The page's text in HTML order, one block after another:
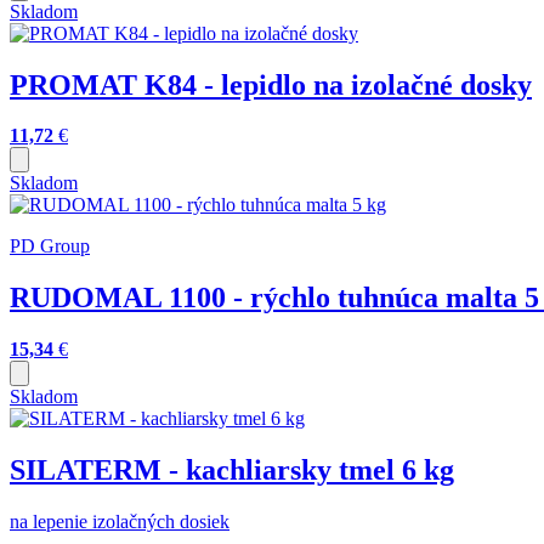
Skladom
PROMAT K84 - lepidlo na izolačné dosky
11,72 €
Skladom
PD Group
RUDOMAL 1100 - rýchlo tuhnúca malta
15,34 €
Skladom
SILATERM - kachliarsky tmel 6 kg
na lepenie izolačných dosiek